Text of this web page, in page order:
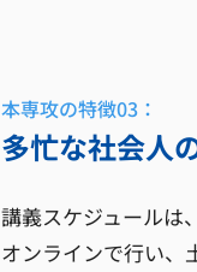
本専攻の特徴03：
多忙な社会人
講義スケジュールは
オンラインで行い、